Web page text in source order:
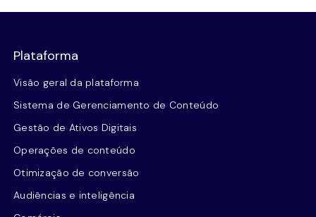
Plataforma
Visão geral da plataforma
Sistema de Gerenciamento de Conteúdo
Gestão de Ativos Digitais
Operações de conteúdo
Otimização de conversão
Audiências e inteligência